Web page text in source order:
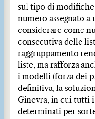
sul tipo di
numero assegnato a
considerare come
consecutiva delle
raggruppamento
liste, ma rafforza
i modelli (forza dei
definitiva, la
Ginevra, in cui tutti
determinati per